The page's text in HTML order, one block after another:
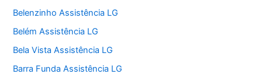
Belenzinho Assistência LG
Belém Assistência LG
Bela Vista Assistência LG
Barra Funda Assistência LG